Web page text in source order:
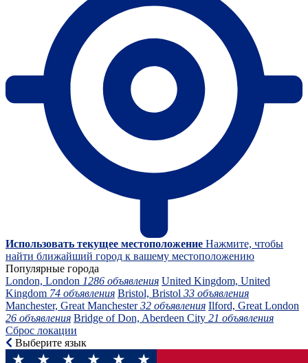
Использовать текущее местоположение Нажмите, чтобы
найти ближайший город к вашему местоположению
Популярные города
London, London 1286 объявления United Kingdom, United
Kingdom 74 объявления Bristol, Bristol 33 объявления
Manchester, Great Manchester32 объявления Ilford, Great London
26 объявления Bridge of Don, Aberdeen City 21 объявления
Сброс локации
Выберите язык